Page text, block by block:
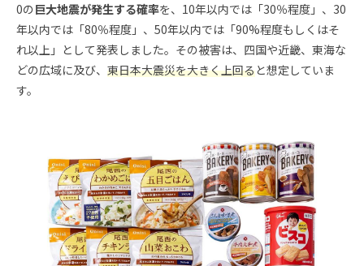
0の 巨大地震が発生する確率を、10年以内では「30％程度」、30
年以内では「80％程度」、50年以内では「90%程度もしくはそ
れ以上」として発表しました。その被害は、四国や近畿、東海な
どの広域に及び、 東日本大震災を大きく上回ると想定していま
す。